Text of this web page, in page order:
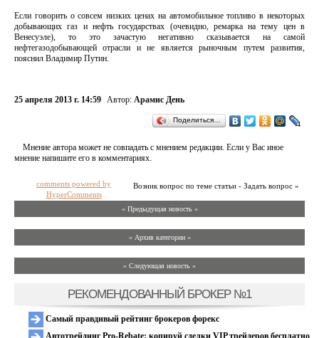
Если говорить о совсем низких ценах на автомобильное топливо в некоторых
добывающих газ и нефть государствах (очевидно, ремарка на тему цен в
Венесуэле), то это зачастую негативно сказывается на самой
нефтегазодобывающей отрасли и не является рыночным путем развития,
пояснил Владимир Путин.
25 апреля 2013 г. 14:59 Автор: Арамис День
Поделиться…
Мнение автора может не совпадать с мнением редакции. Если у Вас иное
мнение напишите его в комментариях.
Возник вопрос по теме статьи - Задать вопрос »
comments powered by
HyperComments
« Предыдущая новость «
» Архив категории «
» Следующая новость »
РЕКОМЕНДОВАННЫЙ БРОКЕР №1
Самый правдивый рейтинг брокеров форекс